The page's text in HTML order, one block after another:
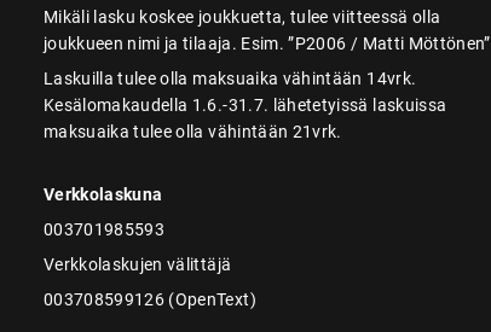
Mikäli lasku koskee joukkuetta, tulee viitteessä olla
joukkueen nimi ja tilaaja. Esim. ”P2006 / Matti Möttönen”
Laskuilla tulee olla maksuaika vähintään 14vrk.
Kesälomakaudella 1.6.-31.7. lähetetyissä laskuissa
maksuaika tulee olla vähintään 21vrk.
Verkkolaskuna
003701985593
Verkkolaskujen välittäjä
003708599126 (OpenText)